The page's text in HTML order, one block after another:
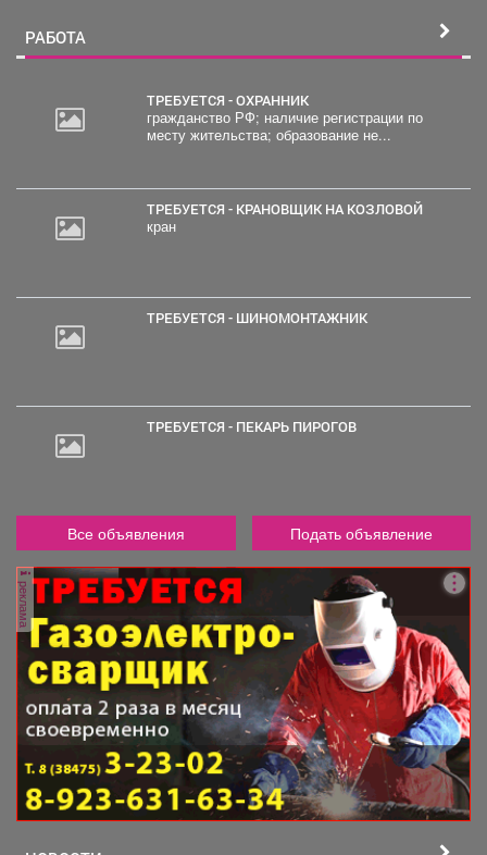
РАБОТА
ТРЕБУЕТСЯ - ОХРАННИК
гражданство РФ; наличие регистрации по
месту жительства; образование не...
ТРЕБУЕТСЯ - КРАНОВЩИК НА КОЗЛОВОЙ
кран
ТРЕБУЕТСЯ - ШИНОМОНТАЖНИК
ТРЕБУЕТСЯ - ПЕКАРЬ ПИРОГОВ
Все объявления Подать объявление
реклама